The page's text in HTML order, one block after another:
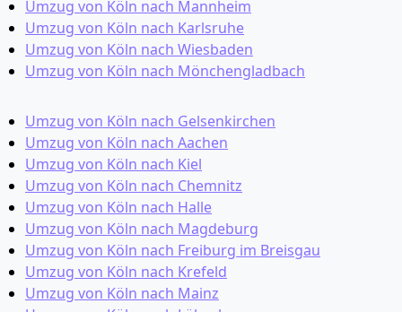
Umzug von Köln nach Mannheim
Umzug von Köln nach Karlsruhe
Umzug von Köln nach Wiesbaden
Umzug von Köln nach Mönchen­gladbach
Umzug von Köln nach Gelsenkirchen
Umzug von Köln nach Aachen
Umzug von Köln nach Kiel
Umzug von Köln nach Chemnitz
Umzug von Köln nach Halle
Umzug von Köln nach Magdeburg
Umzug von Köln nach Freiburg im Breisgau
Umzug von Köln nach Krefeld
Umzug von Köln nach Mainz